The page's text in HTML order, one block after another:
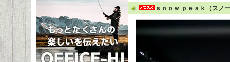
ｓｎｏｗ ｐｅａｋ（ス